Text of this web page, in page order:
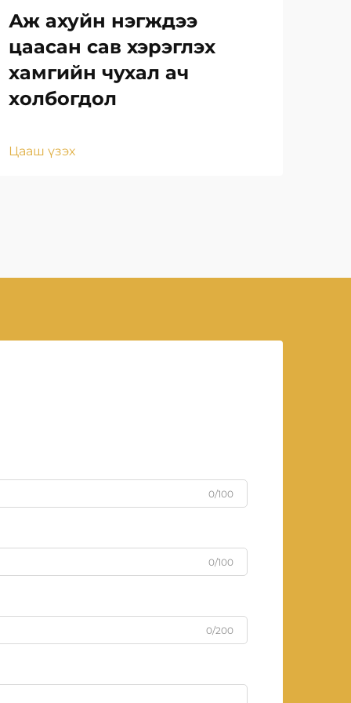
Аж ахуйн нэгждээ
цаасан сав хэрэглэх
хамгийн чухал ач
холбогдол
Цааш үзэх
0/100
0/100
0/200